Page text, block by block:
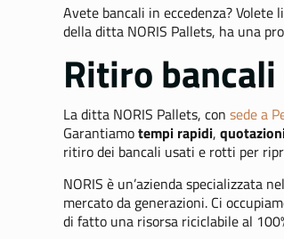
Avete bancali in eccedenza? Volete
della ditta NORIS Pallets, ha una
Ritiro
La ditta NORIS Pallets, consede a
Garantiamotempi rapidi,
ritiro dei bancali usati e rotti per
NORIS è un’azienda specializzata
mercato da generazioni. Ci
di fatto una risorsa riciclabile al